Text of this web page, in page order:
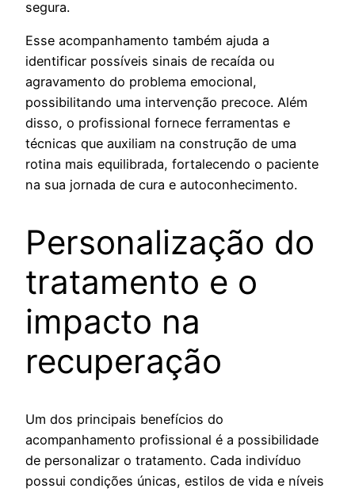
segura.
Esse acompanhamento também ajuda a
identificar possíveis sinais de recaída ou
agravamento do problema emocional,
possibilitando uma intervenção precoce. Além
disso, o profissional fornece ferramentas e
técnicas que auxiliam na construção de uma
rotina mais equilibrada, fortalecendo o paciente
na sua jornada de cura e autoconhecimento.
Personalização do
tratamento e o
impacto na
recuperação
Um dos principais benefícios do
acompanhamento profissional é a possibilidade
de personalizar o tratamento. Cada indivíduo
possui condições únicas, estilos de vida e níveis